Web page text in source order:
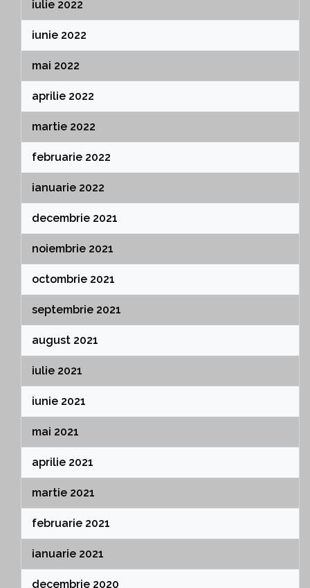
iulie 2022
iunie 2022
mai 2022
aprilie 2022
martie 2022
februarie 2022
ianuarie 2022
decembrie 2021
noiembrie 2021
octombrie 2021
septembrie 2021
august 2021
iulie 2021
iunie 2021
mai 2021
aprilie 2021
martie 2021
februarie 2021
ianuarie 2021
decembrie 2020